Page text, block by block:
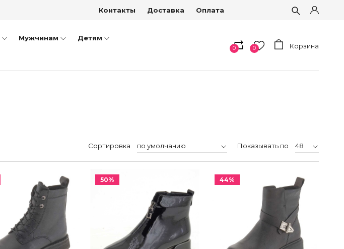
Контакты Доставка Оплата
Мужчинам
Детям
0 0 Корзина
Сортировка Показывать по
50% 44%